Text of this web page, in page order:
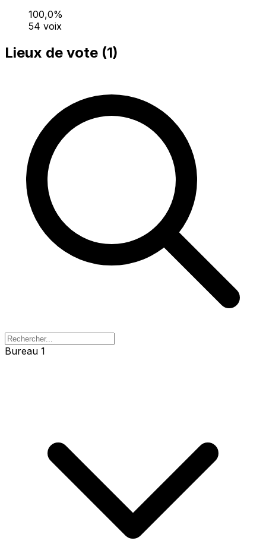
100,0%
54 voix
Lieux de vote (1)
Bureau 1